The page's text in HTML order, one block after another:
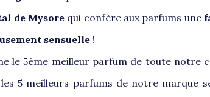
de Mysore qui confère aux parfums une
sensuelle !
le 5ème meilleur parfum de toute notre
5 meilleurs parfums de notre marque